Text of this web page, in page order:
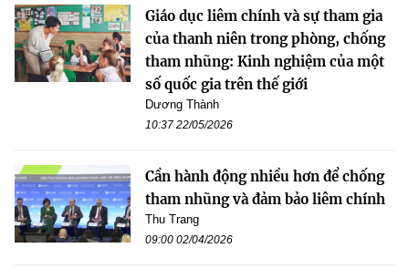
Giáo dục liêm chính và sự tham gia
của thanh niên trong phòng, chống
tham nhũng: Kinh nghiệm của một
số quốc gia trên thế giới
Dương Thành
10:37 22/05/2026
Cần hành động nhiều hơn để chống
tham nhũng và đảm bảo liêm chính
Thu Trang
09:00 02/04/2026